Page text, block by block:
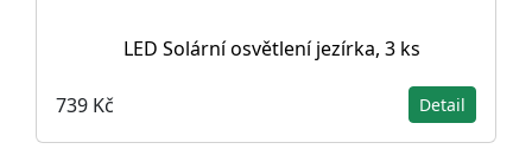
LED Solární osvětlení jezírka, 3 ks
739 Kč Detail